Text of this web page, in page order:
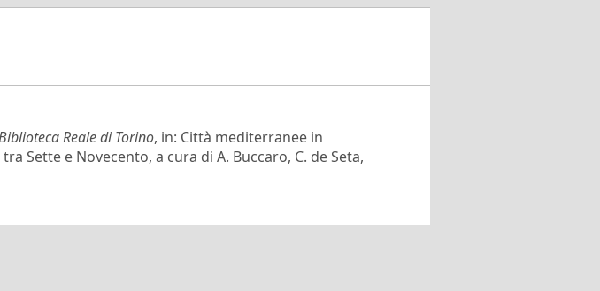
Reale di Torino, in: Città mediterranee in
Sette e Novecento, a cura di A. Buccaro, C. de Seta,